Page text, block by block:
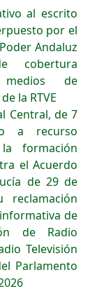
al escrito
por el
Andaluz
cobertura
de
la RTVE
Central, de 7
a recurso
formación
el Acuerdo
de 29 de
de
de Radio
Televisión
Parlamento